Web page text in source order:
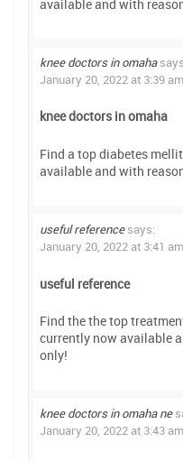
available and with
knee doctors in omaha
January 20, 2022 at 3:39 am
knee doctors in omaha
Find a top diabetes
available and with
useful reference says:
January 20, 2022 at 3:41 am
useful reference
Find the the top
currently now available
only!
knee doctors in omaha ne
January 20, 2022 at 3:43 am